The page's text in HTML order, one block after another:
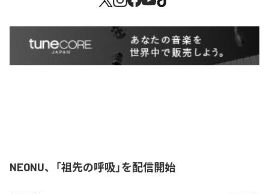
NEONU、「祖先の呼吸」を配信開始